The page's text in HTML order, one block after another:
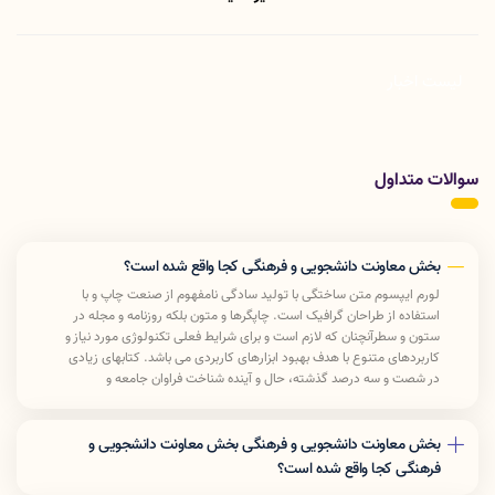
سوالات متداول
بخش معاونت دانشجویی و فرهنگی کجا واقع شده است؟
لورم ایپسوم متن ساختگی با تولید سادگی نامفهوم از صنعت چاپ و با
استفاده از طراحان گرافیک است. چاپگرها و متون بلکه روزنامه و مجله در
ستون و سطرآنچنان که لازم است و برای شرایط فعلی تکنولوژی مورد نیاز و
کاربردهای متنوع با هدف بهبود ابزارهای کاربردی می باشد. کتابهای زیادی
در شصت و سه درصد گذشته، حال و آینده شناخت فراوان جامعه و
در این صورت می توان امید داشت که تمام و دشواری موجود در ارائه
راهکارها و شرایط سخت تایپ به پایان رسد وزمان مورد نیاز شامل حروفچینی
دستاوردهای اصلی و جوابگوی سوالات پیوسته اهل دنیای موجود طراحی
بخش معاونت دانشجویی و فرهنگی بخش معاونت دانشجویی و
فرهنگی کجا واقع شده است؟